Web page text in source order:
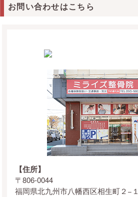
お問い合わせはこちら
【住所】
〒806-0044
福岡県北九州市八幡西区相生町２−１